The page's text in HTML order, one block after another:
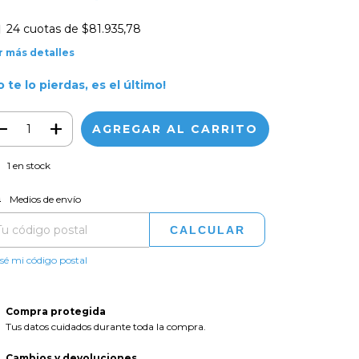
24 cuotas de $81.935,78
más detalles
te lo pierdas, es el último!
1 en stock
para el CP:
Medios de envío
CALCULAR
mi código postal
Compra protegida
Tus datos cuidados durante toda la compra.